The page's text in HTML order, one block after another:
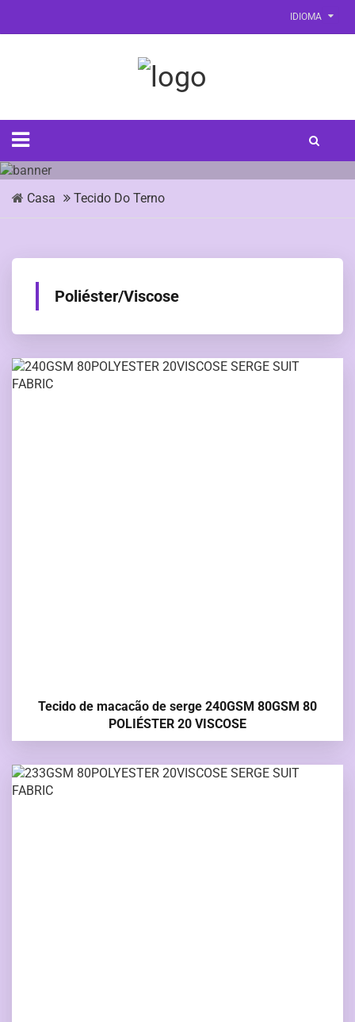
IDIOMA
Casa Tecido Do Terno
Poliéster/Viscose
Tecido de macacão de serge 240GSM 80GSM 80
POLIÉSTER 20 VISCOSE